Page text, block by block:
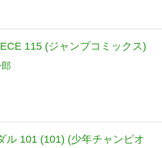
115 (ジャンプコミックス)
ル 101 (101) (少年チャンピオ